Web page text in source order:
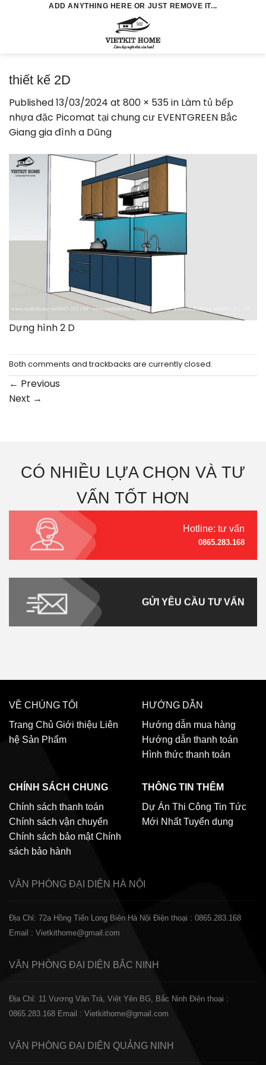
ADD ANYTHING HERE OR JUST REMOVE IT...
thiết kế 2D
Published13/03/2024 at 800 × 535in Làm tủ bếp
nhựa đặc Picomat tại chung cư EVENTGREEN Bắc
Giang gia đình a Dũng
Dựng hình 2 D
Both comments and trackbacks are currently closed.
← Previous
Next →
CÓ NHIỀU LỰA CHỌN VÀ TƯ
VẤN TỐT HƠN
Hotline: tư vấn
0865.283.168
GỬI YÊU CẦU TƯ VẤN
VỀ CHÚNG TÔI
Trang Chủ Giới thiệu Liên
hệ Sản Phẩm
HƯỚNG DẪN
Hướng dẫn mua hàng
Hướng dẫn thanh toán
Hình thức thanh toán
CHÍNH SÁCH CHUNG
Chính sách thanh toán
Chính sách vận chuyển
Chính sách bảo mật Chính
sách bảo hành
THÔNG TIN THÊM
Dự Án Thi Công Tin Tức
Mới Nhất Tuyển dụng
VĂN PHÒNG ĐẠI DIỆN HÀ NỘI
Địa Chỉ: 72a Hồng Tiến Long Biên Hà Nội Điện thoại : 0865.283.168
Email : Vietkithome@gmail.com
VĂN PHÒNG ĐẠI DIỆN BẮC NINH
Địa Chỉ: 11 Vương Văn Trà, Việt Yên BG, Bắc Ninh Điện thoại :
0865.283.168 Email : Vietkithome@gmail.com
VĂN PHÒNG ĐẠI DIỆN QUẢNG NINH